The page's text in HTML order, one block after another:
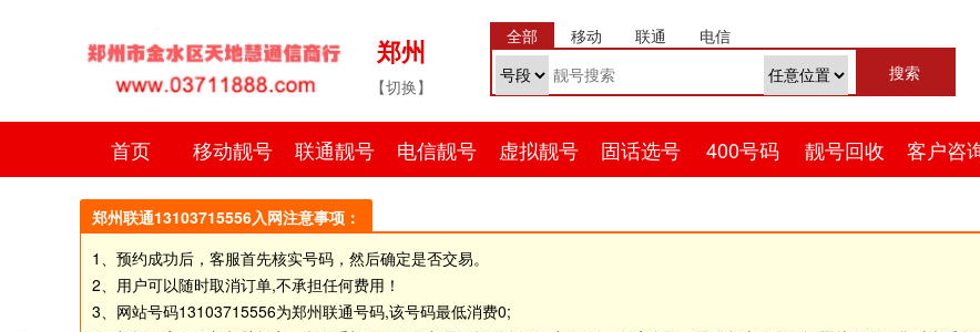
郑州
【切换】
全部 移动 联通 电信
首页 移动靓号 联通靓号 电信靓号 虚拟靓号 固话选号 400号码 靓号回收 客户咨
郑州联通13103715556入网注意事项：
1、预约成功后，客服首先核实号码，然后确定是否交易。
2、用户可以随时取消订单,不承担任何费用！
3、网站号码13103715556为郑州联通号码,该号码最低消费0;